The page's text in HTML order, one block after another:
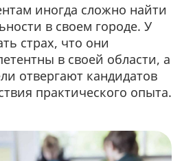
иногда сложно найти
в своем городе. У
страх, что они
в своей области, а
отвергают кандидатов
практического опыта.